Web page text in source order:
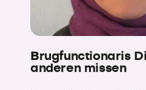
Brugfunctionaris
anderen missen